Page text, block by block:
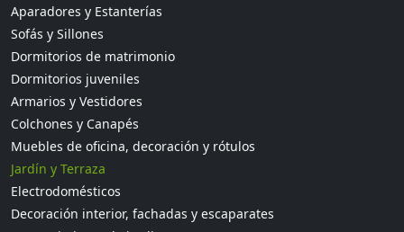
Aparadores y Estanterías
Sofás y Sillones
Dormitorios de matrimonio
Dormitorios juveniles
Armarios y Vestidores
Colchones y Canapés
Muebles de oficina, decoración y rótulos
Jardín y Terraza
Electrodomésticos
Decoración interior, fachadas y escaparates